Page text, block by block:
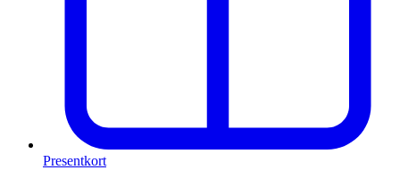
Presentkort